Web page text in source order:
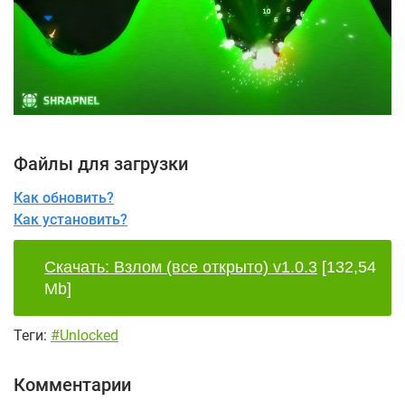
Файлы для загрузки
Как обновить?
Как установить?
Скачать: Взлом (все открыто) v1.0.3 [132,54
Mb]
Теги: #Unlocked
Комментарии